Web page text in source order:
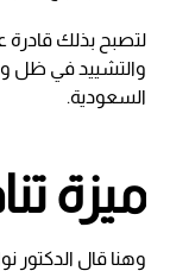
لتصبح بذلك قادرة
والتشييد في ظل
السعودية.
ميزة
وهنا قال الدكتور